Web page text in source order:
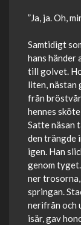
”Ja, ja. Oh,
Samtidigt
hans händer
till golvet.
liten, nästan
från
hennes
Satte näsan
den trängde
igen. Han
genom
ner
springan.
nerifrån och
isär, gav